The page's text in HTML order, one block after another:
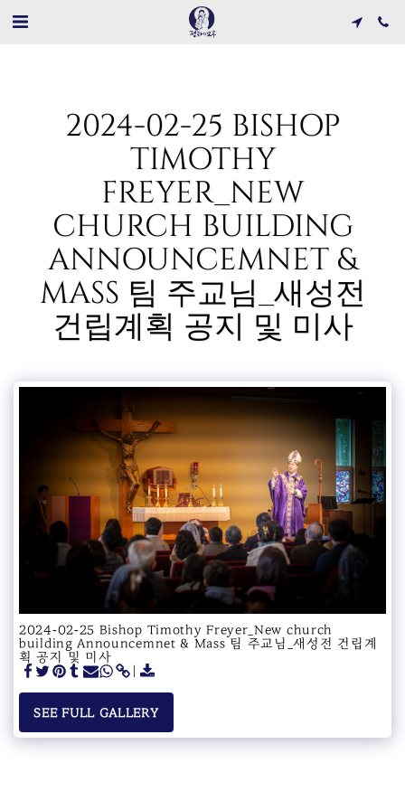
2024-02-25 BISHOP
TIMOTHY
FREYER_NEW
CHURCH BUILDING
ANNOUNCEMNET &
MASS 팀 주교님_새성전
건립계획 공지 및 미사
2024-02-25 Bishop Timothy Freyer_New church
building Announcemnet & Mass 팀 주교님_새성전 건립계
획 공지 및 미사
SEE FULL GALLERY